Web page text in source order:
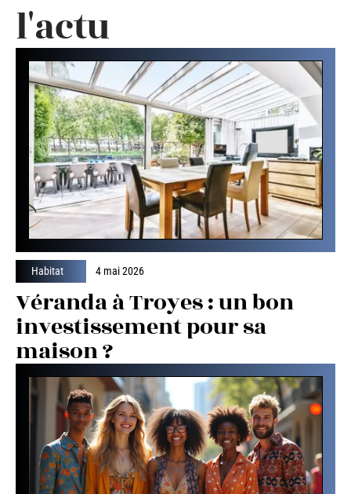
l'actu
Habitat 4 mai 2026
Véranda à Troyes : un bon
investissement pour sa
maison ?